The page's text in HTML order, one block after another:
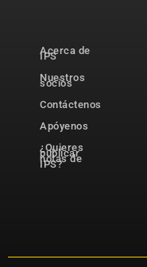
Acerca de
IPS
Nuestros
socios
Contáctenos
Apóyenos
¿Quieres
publicar
notas de
IPS?